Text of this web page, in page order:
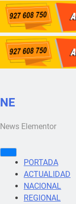
NE
News Elementor
PORTADA
ACTUALIDAD
NACIONAL
REGIONAL